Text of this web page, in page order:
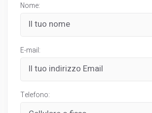
Nome:
E-mail:
Telefono: